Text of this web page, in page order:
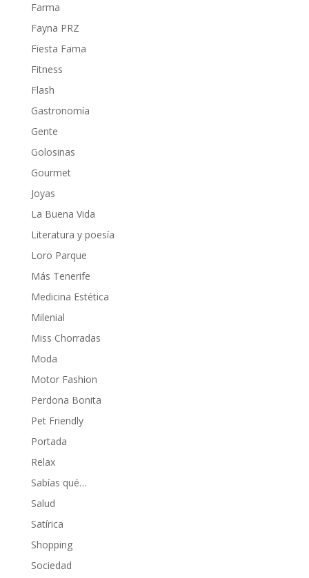
Farma
Fayna PRZ
Fiesta Fama
Fitness
Flash
Gastronomía
Gente
Golosinas
Gourmet
Joyas
La Buena Vida
Literatura y poesía
Loro Parque
Más Tenerife
Medicina Estética
Milenial
Miss Chorradas
Moda
Motor Fashion
Perdona Bonita
Pet Friendly
Portada
Relax
Sabías qué…
Salud
Satírica
Shopping
Sociedad